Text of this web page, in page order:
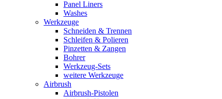
Panel Liners
Washes
Werkzeuge
Schneiden & Trennen
Schleifen & Polieren
Pinzetten & Zangen
Bohrer
Werkzeug-Sets
weitere Werkzeuge
Airbrush
Airbrush-Pistolen